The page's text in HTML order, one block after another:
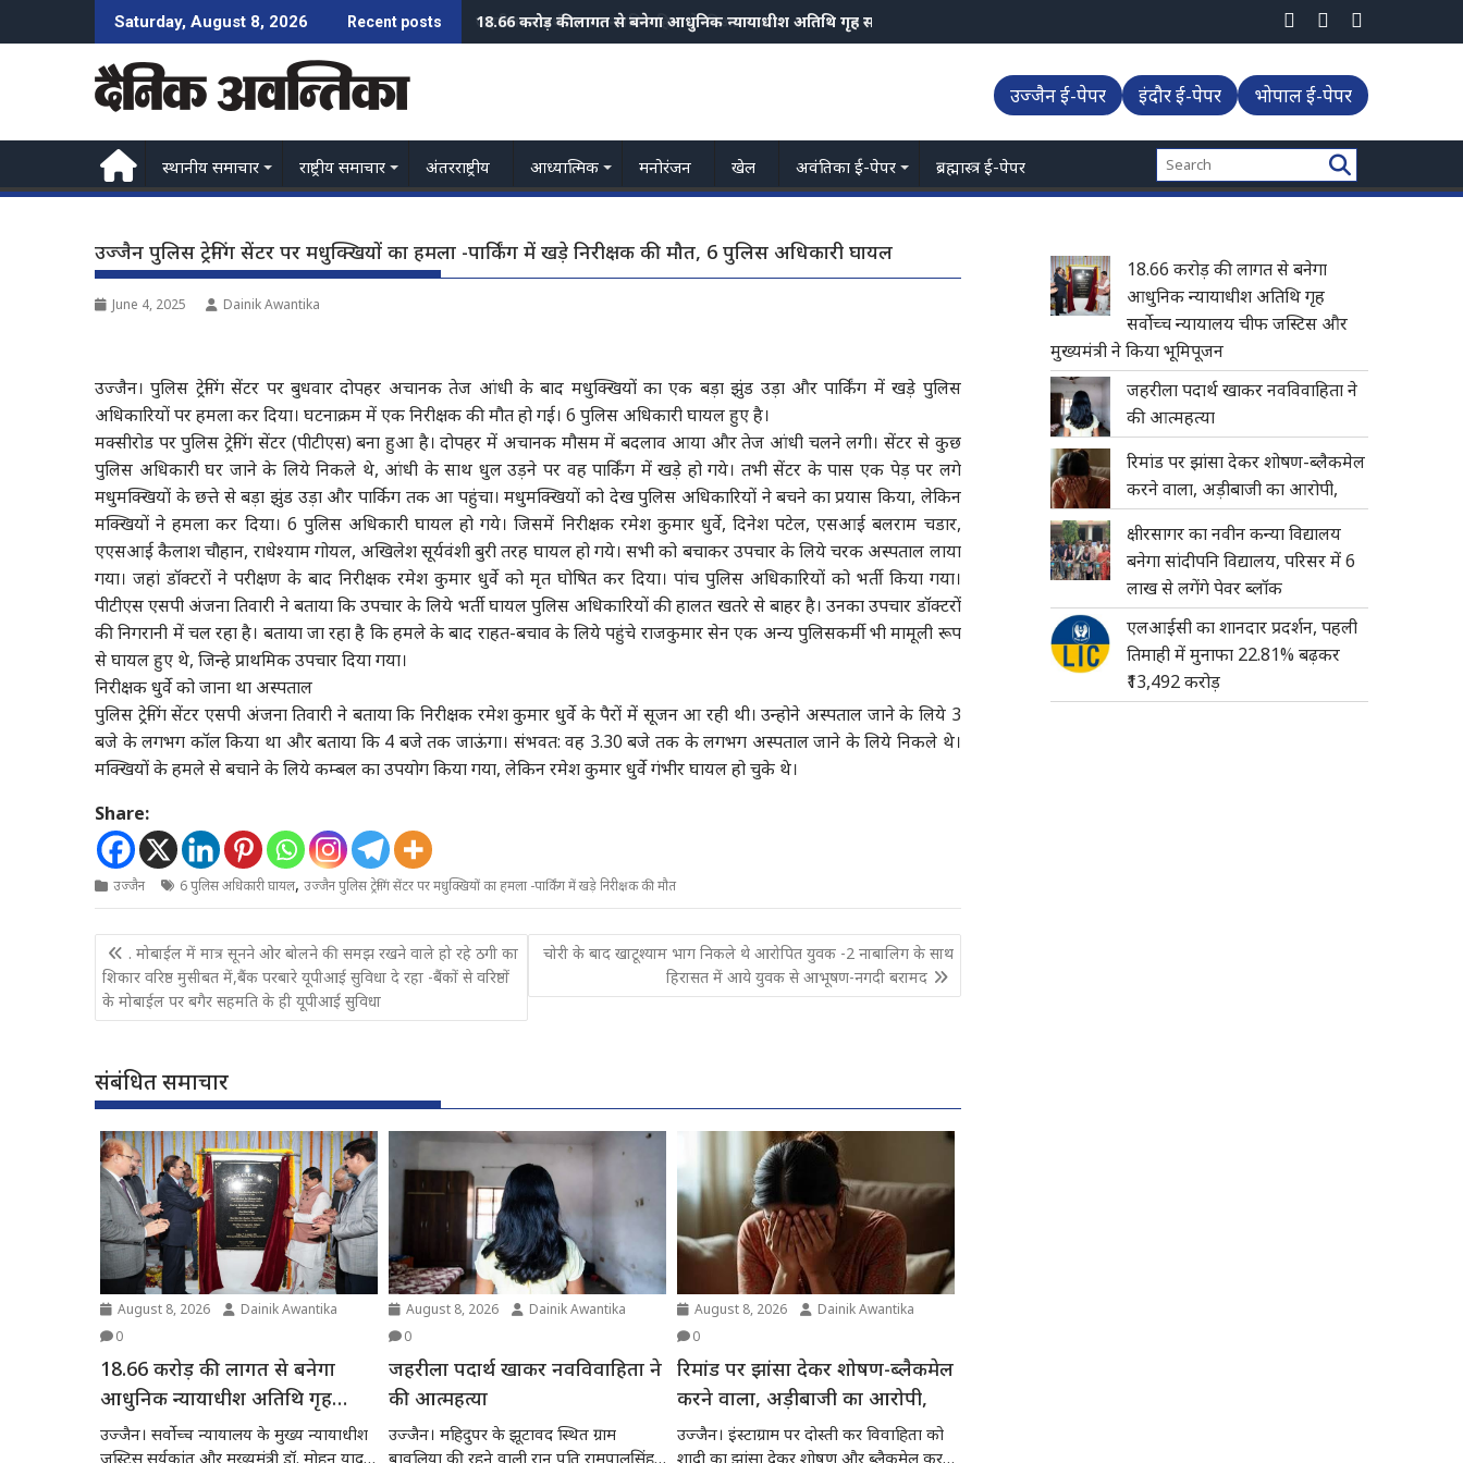
to
Saturday, August 8, 2026 Recent posts जहरीला पदार्थ खाकर नवविवाहिता ने की आत्महत्या
उज्जैन ई-पेपर इंदौर ई-पेपर भोपाल ई-पेपर
स्थानीय समाचार राष्ट्रीय समाचार अंतरराष्ट्रीय आध्यात्मिक मनोरंजन खेल अवंतिका ई-पेपर ब्रह्मास्त्र ई-पेपर
उज्जैन पुलिस ट्रेनिंग सेंटर पर मधुक्खियों का हमला -पार्किंग में खड़े निरीक्षक की मौत, 6 पुलिस अधिकारी घायल
June 4, 2025 Dainik Awantika
उज्जैन। पुलिस ट्रेनिंग सेंटर पर बुधवार दोपहर अचानक तेज आंधी के बाद मधुक्खियों का एक बड़ा झुंड उड़ा और पार्किंग में खड़े पुलिस
अधिकारियों पर हमला कर दिया। घटनाक्रम में एक निरीक्षक की मौत हो गई। 6 पुलिस अधिकारी घायल हुए है।
मक्सीरोड पर पुलिस ट्रेनिंग सेंटर (पीटीएस) बना हुआ है। दोपहर में अचानक मौसम में बदलाव आया और तेज आंधी चलने लगी। सेंटर से कुछ
पुलिस अधिकारी घर जाने के लिये निकले थे, आंधी के साथ धुल उड़ने पर वह पार्किंग में खड़े हो गये। तभी सेंटर के पास एक पेड़ पर लगे
मधुमक्खियों के छत्ते से बड़ा झुंड उड़ा और पार्किग तक आ पहुंचा। मधुमक्खियों को देख पुलिस अधिकारियों ने बचने का प्रयास किया, लेकिन
मक्खियों ने हमला कर दिया। 6 पुलिस अधिकारी घायल हो गये। जिसमें निरीक्षक रमेश कुमार धुर्वे, दिनेश पटेल, एसआई बलराम चडार,
एएसआई कैलाश चौहान, राधेश्याम गोयल, अखिलेश सूर्यवंशी बुरी तरह घायल हो गये। सभी को बचाकर उपचार के लिये चरक अस्पताल लाया
गया। जहां डॉक्टरों ने परीक्षण के बाद निरीक्षक रमेश कुमार धुर्वे को मृत घोषित कर दिया। पांच पुलिस अधिकारियों को भर्ती किया गया।
पीटीएस एसपी अंजना तिवारी ने बताया कि उपचार के लिये भर्ती घायल पुलिस अधिकारियों की हालत खतरे से बाहर है। उनका उपचार डॉक्टरों
की निगरानी में चल रहा है। बताया जा रहा है कि हमले के बाद राहत-बचाव के लिये पहुंचे राजकुमार सेन एक अन्य पुलिसकर्मी भी मामूली रूप
से घायल हुए थे, जिन्हे प्राथमिक उपचार दिया गया।
निरीक्षक धुर्वे को जाना था अस्पताल
पुलिस ट्रेनिंग सेंटर एसपी अंजना तिवारी ने बताया कि निरीक्षक रमेश कुमार धुर्वे के पैरों में सूजन आ रही थी। उन्होने अस्पताल जाने के लिये 3
बजे के लगभग कॉल किया था और बताया कि 4 बजे तक जाऊंगा। संभवत: वह 3.30 बजे तक के लगभग अस्पताल जाने के लिये निकले थे।
मक्खियों के हमले से बचाने के लिये कम्बल का उपयोग किया गया, लेकिन रमेश कुमार धुर्वे गंभीर घायल हो चुके थे।
Share:
उज्जैन 6 पुलिस अधिकारी घायल, उज्जैन पुलिस ट्रेनिंग सेंटर पर मधुक्खियों का हमला -पार्किंग में खड़े निरीक्षक की मौत
Post
navigation
. मोबाईल में मात्र सूनने ओर बोलने की समझ रखने वाले हो रहे ठगी का
शिकार वरिष्ठ मुसीबत में,बैंक परबारे यूपीआई सुविधा दे रहा -बैंकों से वरिष्ठों
के मोबाईल पर बगैर सहमति के ही यूपीआई सुविधा
चोरी के बाद खाटूश्याम भाग निकले थे आरोपित युवक -2 नाबालिग के साथ
हिरासत में आये युवक से आभूषण-नगदी बरामद
संबंधित समाचार
August 8, 2026
Dainik Awantika
0
18.66 करोड़ की लागत से बनेगा
आधुनिक न्यायाधीश अतिथि गृह
सर्वोच्च न्यायालय चीफ जस्टिस और
मुख्यमंत्री ने किया भूमिपूजन
उज्जैन। सर्वोच्च न्यायालय के मुख्य न्यायाधीश
जस्टिस सूर्यकांत और मुख्यमंत्री डॉ. मोहन यादव
August 8, 2026
Dainik Awantika
0
जहरीला पदार्थ खाकर नवविवाहिता ने
की आत्महत्या
उज्जैन। महिदुपर के झूटावद स्थित ग्राम
बावलिया की रहने वाली रानू पति रामपालसिंह
August 8, 2026
Dainik Awantika
0
रिमांड पर झांसा देकर शोषण-ब्लैकमेल
करने वाला, अड़ीबाजी का आरोपी,
उज्जैन। इंस्टाग्राम पर दोस्ती कर विवाहिता को
शादी का झांसा देकर शोषण और ब्लैकमेल करने
18.66 करोड़ की लागत से बनेगा
आधुनिक न्यायाधीश अतिथि गृह
सर्वोच्च न्यायालय चीफ जस्टिस और
मुख्यमंत्री ने किया भूमिपूजन
जहरीला पदार्थ खाकर नवविवाहिता ने
की आत्महत्या
रिमांड पर झांसा देकर शोषण-ब्लैकमेल
करने वाला, अड़ीबाजी का आरोपी,
क्षीरसागर का नवीन कन्या विद्यालय
बनेगा सांदीपनि विद्यालय, परिसर में 6
लाख से लगेंगे पेवर ब्लॉक
एलआईसी का शानदार प्रदर्शन, पहली
तिमाही में मुनाफा 22.81% बढ़कर
₹13,492 करोड़